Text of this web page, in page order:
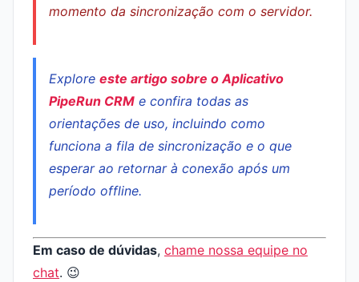
momento da sincronização com o servidor.
Explore este artigo sobre o Aplicativo
PipeRun CRM e confira todas as
orientações de uso, incluindo como
funciona a fila de sincronização e o que
esperar ao retornar à conexão após um
período offline.
Em caso de dúvidas, chame nossa equipe no
chat. 😉